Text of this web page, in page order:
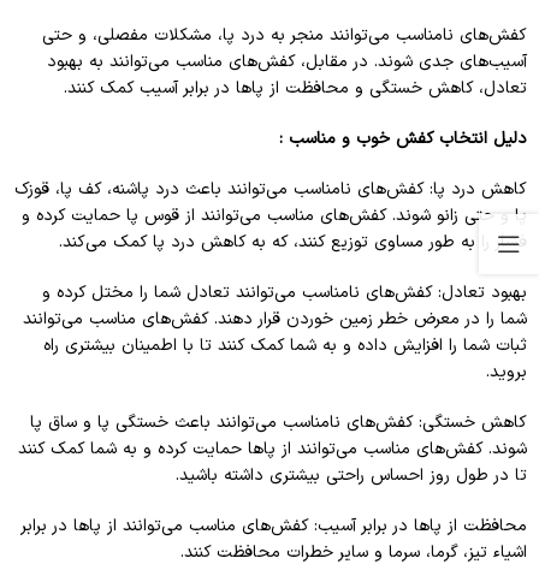
کفش‌های نامناسب می‌توانند منجر به درد پا، مشکلات مفصلی، و حتی
آسیب‌های جدی شوند. در مقابل، کفش‌های مناسب می‌توانند به بهبود
تعادل، کاهش خستگی و محافظت از پاها در برابر آسیب کمک کنند.
دلیل انتخاب کفش خوب و مناسب :
کاهش درد پا: کفش‌های نامناسب می‌توانند باعث درد پاشنه، کف پا، قوزک
پا و حتی زانو شوند. کفش‌های مناسب می‌توانند از قوس پا حمایت کرده و
فشار را به طور مساوی توزیع کنند، که به کاهش درد پا کمک می‌کند.
بهبود تعادل: کفش‌های نامناسب می‌توانند تعادل شما را مختل کرده و
شما را در معرض خطر زمین خوردن قرار دهند. کفش‌های مناسب می‌توانند
ثبات شما را افزایش داده و به شما کمک کنند تا با اطمینان بیشتری راه
بروید.
کاهش خستگی: کفش‌های نامناسب می‌توانند باعث خستگی پا و ساق پا
شوند. کفش‌های مناسب می‌توانند از پاها حمایت کرده و به شما کمک کنند
تا در طول روز احساس راحتی بیشتری داشته باشید.
محافظت از پاها در برابر آسیب: کفش‌های مناسب می‌توانند از پاها در برابر
اشیاء تیز، گرما، سرما و سایر خطرات محافظت کنند.